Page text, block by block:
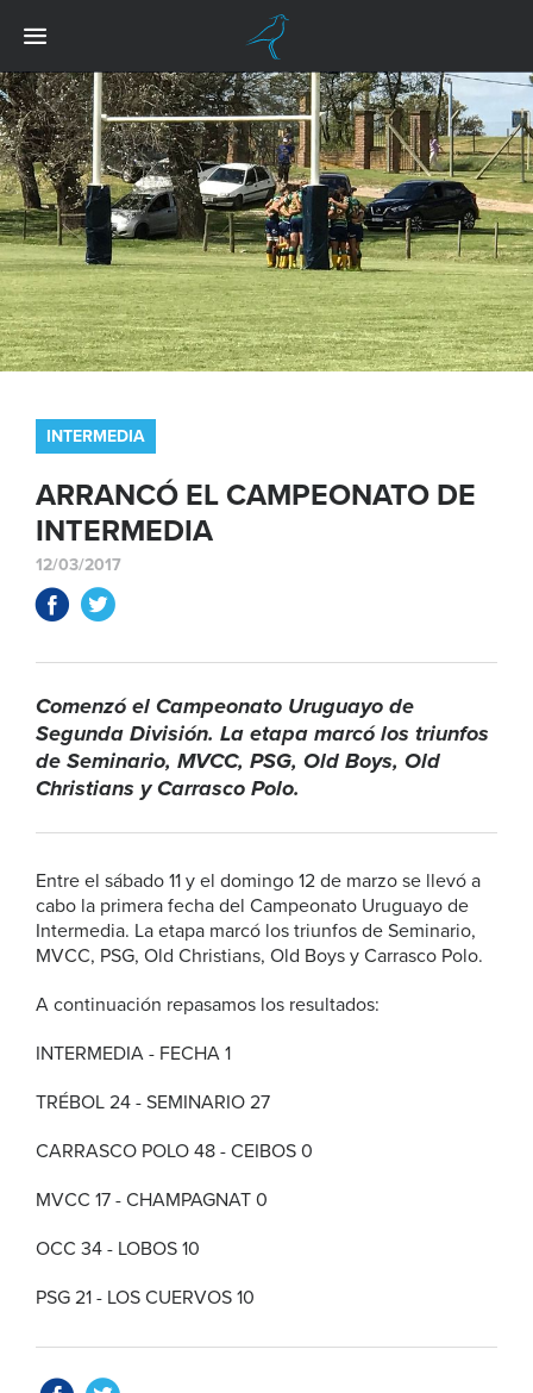
INTERMEDIA
ARRANCÓ EL CAMPEONATO DE
INTERMEDIA
12/03/2017
Comenzó el Campeonato Uruguayo de
Segunda División. La etapa marcó los triunfos
de Seminario, MVCC, PSG, Old Boys, Old
Christians y Carrasco Polo.
Entre el sábado 11 y el domingo 12 de marzo se llevó a
cabo la primera fecha del Campeonato Uruguayo de
Intermedia. La etapa marcó los triunfos de Seminario,
MVCC, PSG, Old Christians, Old Boys y Carrasco Polo.
A continuación repasamos los resultados:
INTERMEDIA - FECHA 1
TRÉBOL 24 - SEMINARIO 27
CARRASCO POLO 48 - CEIBOS 0
MVCC 17 - CHAMPAGNAT 0
OCC 34 - LOBOS 10
PSG 21 - LOS CUERVOS 10